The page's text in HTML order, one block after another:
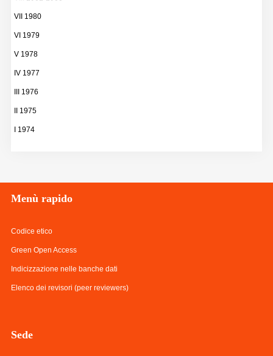
VII 1980
VI 1979
V 1978
IV 1977
III 1976
II 1975
I 1974
Menù rapido
Codice etico
Green Open Access
Indicizzazione nelle banche dati
Elenco dei revisori (peer reviewers)
Sede